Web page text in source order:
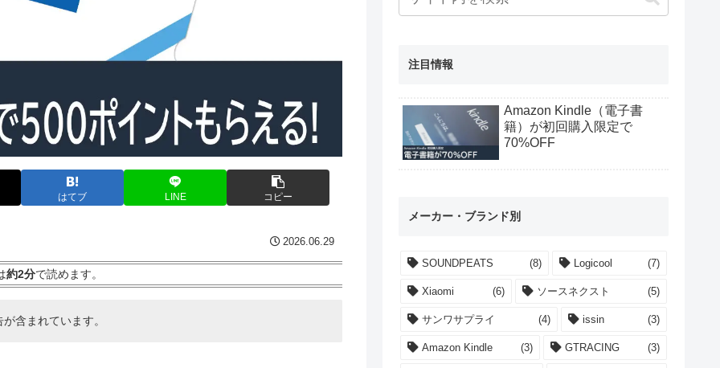
はてブ LINE コピー
2026.06.29
約2分で読めます。
含まれています。
注目情報
Amazon Kindle（電子書
籍）が初回購入限定で
70%OFF
メーカー・ブランド別
SOUNDPEATS (8) Logicool (7)
Xiaomi (6) ソースネクスト (5)
サンワサプライ (4) issin (3)
Amazon Kindle (3) GTRACING (3)